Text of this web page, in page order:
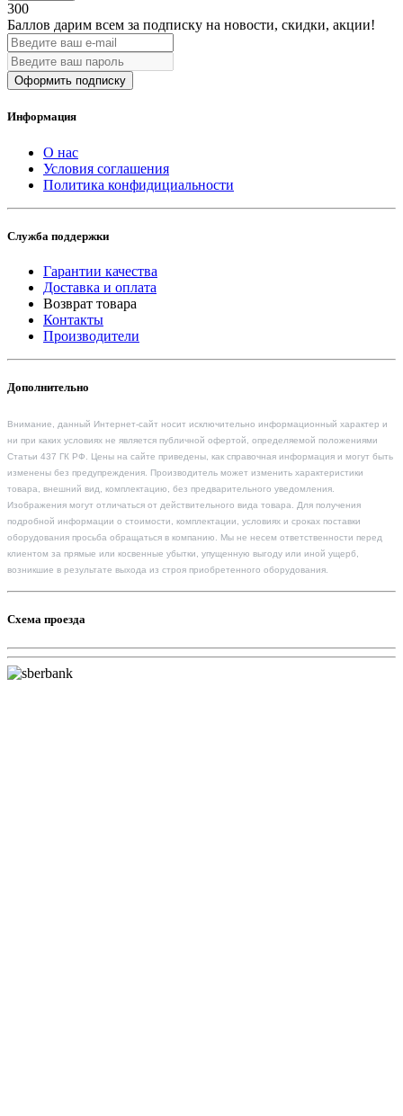
300
Баллов дарим всем за подписку на новости, скидки, акции!
Оформить подписку
Информация
О нас
Условия соглашения
Политика конфидициальности
Служба поддержки
Гарантии качества
Доставка и оплата
Возврат товара
Контакты
Производители
Дополнительно
Внимание, данный Интернет-сайт носит исключительно информационный характер и
ни при каких условиях не является публичной офертой, определяемой положениями
Статьи 437 ГК РФ. Цены на сайте приведены, как справочная информация и могут быть
изменены без предупреждения. Производитель может изменить характеристики
товара, внешний вид, комплектацию, без предварительного уведомления.
Изображения могут отличаться от действительного вида товара. Для получения
подробной информации о стоимости, комплектации, условиях и сроках поставки
оборудования просьба обращаться в компанию. Мы не несем ответственности перед
клиентом за прямые или косвенные убытки, упущенную выгоду или иной ущерб,
возникшие в результате выхода из строя приобретенного оборудования.
Схема проезда